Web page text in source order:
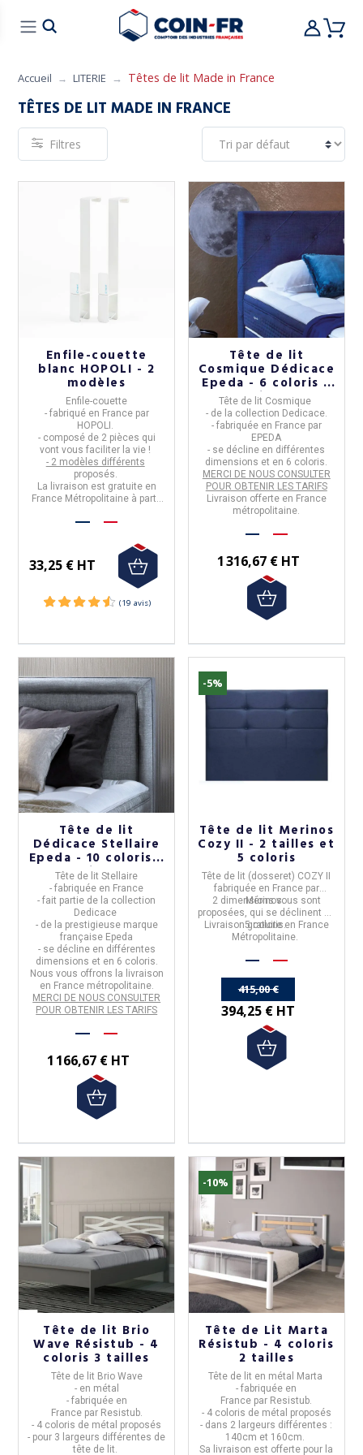
CUISINE MOBILIER
Accueil LITERIE Têtes de lit Made in France
TÊTES DE LIT MADE IN FRANCE
Sommier Coffre Résistub
- 12 coloris 3 tailles
Sommier-coffre Maximo
- réalisé parResistub.
- fabriqué enFrance
- 12 tissus vous sont proposés
- dans 3 tailles
Sa livraison est gratuite en France
Métropolitaine.
Lit Lauren
3 tailles
- de chezResistub
- lit en bois massif et métal
différentes finitions de
dimensions.
La livraison estofferte
Filtres
Enfile-couette
blanc HOPOLI - 2
modèles
Enfile-couette
- fabriqué en Francepar
HOPOLI
- composé de 2 pièces qui
vont vous faciliter la vie !
- 2 modèles différents
proposés.
La livraison est gratuite en
France Métropolitaine à partir
33,25 € HT
(19 avis)
Tête de lit
Cosmique Dédicace
Epeda - 6 coloris 5
tailles
Tête de lit Cosmique
- de la collection Dedicace.
- fabriquée en France par
EPEDA
- se décline en différentes
dimensions et en 6 coloris.
MERCI DE NOUS CONSULTER
POUR OBTENIR LES TARIFS
Livraison offerte en France
métropolitaine.
1 316,67 € HT
Tête de lit
Dédicace Stellaire
Epeda - 10 coloris 5
tailles
Tête de lit Stellaire
- fabriquée en France
- fait partie de la collection
Dedicace
- de la prestigieuse marque
française Epeda
- se décline en différentes
dimensions et en 6 coloris.
Nous vous offrons la livraison
en France métropolitaine.
MERCI DE NOUS CONSULTER
POUR OBTENIR LES TARIFS
1 166,67 € HT
-5%
Tête de lit Merinos
Cozy II - 2 tailles et
5 coloris
Tête de lit (dosseret) COZY II
fabriquée en France par
Mérinos.
2 dimensions vous sont
proposées, qui se déclinent en
5 coloris.
Livraison gratuite en France
Métropolitaine.
415,00 €
394,25 € HT
Tête de lit Brio
Wave Résistub - 4
coloris 3 tailles
Tête de lit Brio Wave
- en métal
- fabriquée en
Francepar Resistub.
- 4 coloris de métal proposés
- pour 3 largeurs différentes de
tête de lit.
-10%
Tête de Lit Marta
Résistub - 4 coloris
2 tailles
Tête de lit en métal Marta
- fabriquée en
France par Resistub
- 4 coloris de métal proposés
- dans 2 largeurs différentes :
140cm et 160cm.
Sa livraison est offerte pour la